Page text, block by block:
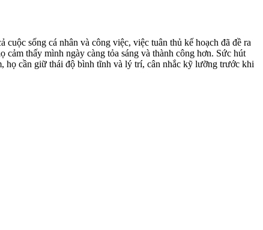
sống cá nhân và công việc, việc tuân thủ kế hoạch đã đề ra
thấy mình ngày càng tỏa sáng và thành công hơn. Sức hút
họ cần giữ thái độ bình tĩnh và lý trí, cân nhắc kỹ lưỡng trước khi